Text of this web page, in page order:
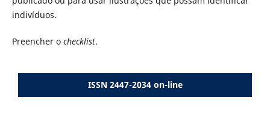
indivíduos.
Preencher o checklist.
ISSN 2447-2034 on-line